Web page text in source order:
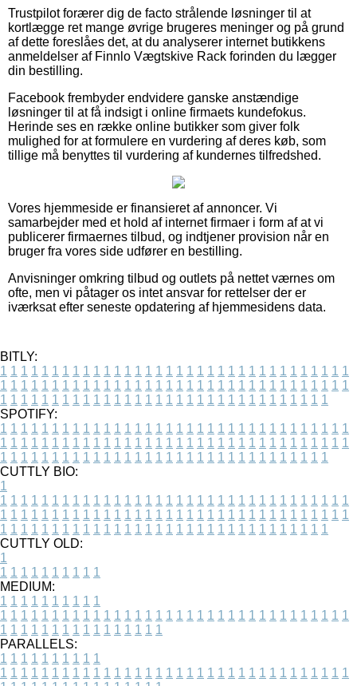
Trustpilot forærer dig de facto strålende løsninger til at
kortlægge ret mange øvrige brugeres meninger og på grund
af dette foreslåes det, at du analyserer internet butikkens
anmeldelser af Finnlo Vægtskive Rack forinden du lægger
din bestilling.
Facebook frembyder endvidere ganske anstændige
løsninger til at få indsigt i online firmaets kundefokus.
Herinde ses en række online butikker som giver folk
mulighed for at formulere en vurdering af deres køb, som
tillige må benyttes til vurdering af kundernes tilfredshed.
Vores hjemmeside er finansieret af annoncer. Vi
samarbejder med et hold af internet firmaer i form af at vi
publicerer firmaernes tilbud, og indtjener provision når en
bruger fra vores side udfører en bestilling.
Anvisninger omkring tilbud og outlets på nettet værnes om
ofte, men vi påtager os intet ansvar for rettelser der er
iværksat efter seneste opdatering af hjemmesidens data.
BITLY:
1 1 1 1 1 1 1 1 1 1 1 1 1 1 1 1 1 1 1 1 1 1 1 1 1 1 1 1 1 1 1 1 1 1
1 1 1 1 1 1 1 1 1 1 1 1 1 1 1 1 1 1 1 1 1 1 1 1 1 1 1 1 1 1 1 1 1 1
1 1 1 1 1 1 1 1 1 1 1 1 1 1 1 1 1 1 1 1 1 1 1 1 1 1 1 1 1 1 1 1
SPOTIFY:
1 1 1 1 1 1 1 1 1 1 1 1 1 1 1 1 1 1 1 1 1 1 1 1 1 1 1 1 1 1 1 1 1 1
1 1 1 1 1 1 1 1 1 1 1 1 1 1 1 1 1 1 1 1 1 1 1 1 1 1 1 1 1 1 1 1 1 1
1 1 1 1 1 1 1 1 1 1 1 1 1 1 1 1 1 1 1 1 1 1 1 1 1 1 1 1 1 1 1 1
CUTTLY BIO:
1
1 1 1 1 1 1 1 1 1 1 1 1 1 1 1 1 1 1 1 1 1 1 1 1 1 1 1 1 1 1 1 1 1 1
1 1 1 1 1 1 1 1 1 1 1 1 1 1 1 1 1 1 1 1 1 1 1 1 1 1 1 1 1 1 1 1 1 1
1 1 1 1 1 1 1 1 1 1 1 1 1 1 1 1 1 1 1 1 1 1 1 1 1 1 1 1 1 1 1 1
CUTTLY OLD:
1
1 1 1 1 1 1 1 1 1 1
MEDIUM:
1 1 1 1 1 1 1 1 1 1
1 1 1 1 1 1 1 1 1 1 1 1 1 1 1 1 1 1 1 1 1 1 1 1 1 1 1 1 1 1 1 1 1 1
1 1 1 1 1 1 1 1 1 1 1 1 1 1 1 1
PARALLELS:
1 1 1 1 1 1 1 1 1 1
1 1 1 1 1 1 1 1 1 1 1 1 1 1 1 1 1 1 1 1 1 1 1 1 1 1 1 1 1 1 1 1 1 1